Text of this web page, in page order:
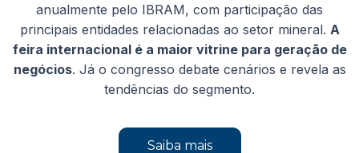
anualmente pelo IBRAM, com participação das
principais entidades relacionadas ao setor mineral. A
feira internacional é a maior vitrine para geração de
negócios. Já o congresso debate cenários e revela as
tendências do segmento.
Saiba mais